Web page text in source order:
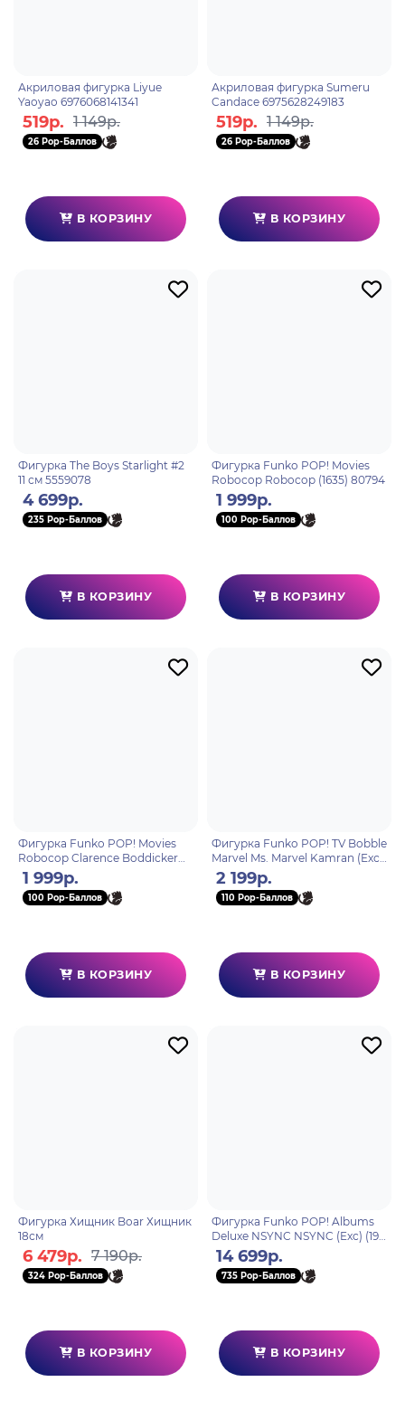
Акриловая фигурка Liyue
Yaoyao 6976068141341
519р. 1 149р.
26 Pop-Баллов
В КОРЗИНУ
Акриловая фигурка Sumeru
Candace 6975628249183
519р. 1 149р.
26 Pop-Баллов
В КОРЗИНУ
Фигурка The Boys Starlight #2
11 см 5559078
4 699р.
235 Pop-Баллов
В КОРЗИНУ
Фигурка Funko POP! Movies
Robocop Robocop (1635) 80794
1 999р.
100 Pop-Баллов
В КОРЗИНУ
Фигурка Funko POP! Movies
Robocop Clarence Boddicker
(1637) 80793
1 999р.
100 Pop-Баллов
В КОРЗИНУ
Фигурка Funko POP! TV Bobble
Marvel Ms. Marvel Kamran (Exc)
(1108) 66447
2 199р.
110 Pop-Баллов
В КОРЗИНУ
Фигурка Хищник Boar Хищник
18см
6 479р. 7 190р.
324 Pop-Баллов
В КОРЗИНУ
Фигурка Funko POP! Albums
Deluxe NSYNC NSYNC (Exc) (19)
60994
14 699р.
735 Pop-Баллов
В КОРЗИНУ